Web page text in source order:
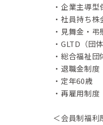
・企業主導
・社員持ち株
・見舞金・弔
・GLTD（団
・総合福祉
・退職金制度
・定年60歳
・再雇用制度
＜会員制福